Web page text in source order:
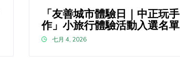
「友善城市體驗日｜中正玩手
作」小旅行體驗活動入選名單
七月 4, 2026